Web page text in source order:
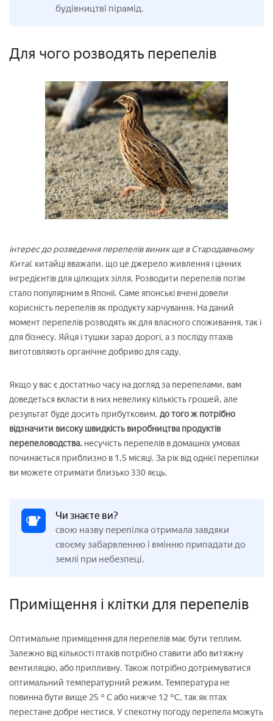
будівництві пірамід.
Для чого розводять перепелів
інтерес до розведення перепелів виник ще в Стародавньому
Китаї. китайці вважали, що це джерело живлення і цінних
інгредієнтів для цілющих зілля. Розводити перепелів потім
стало популярним в Японії. Саме японські вчені довели
корисність перепелів як продукту харчування. На даний
момент перепелів розводять як для власного споживання, так і
для бізнесу. Яйця і тушки зараз дорогі, а з посліду птахів
виготовляють органічне добриво для саду.
Якщо у вас є достатньо часу на догляд за перепелами, вам
доведеться вкласти в них невелику кількість грошей, але
результат буде досить прибутковим. до того ж потрібно
відзначити високу швидкість виробництва продуктів
перепеловодства. несучість перепелів в домашніх умовах
починається приблизно в 1,5 місяці. За рік від однієї перепілки
ви можете отримати близько 330 яєць.
Чи знаєте ви?
свою назву перепілка отримала завдяки
своєму забарвленню і вмінню припадати до
землі при небезпеці.
Приміщення і клітки для перепелів
Оптимальне приміщення для перепелів має бути теплим.
Залежно від кількості птахів потрібно ставити або витяжну
вентиляцію, або припливну. Також потрібно дотримуватися
оптимальний температурний режим. Температура не
повинна бути вище 25 ° C або нижче 12 °C, так як птах
перестане добре нестися. У спекотну погоду перепела можуть